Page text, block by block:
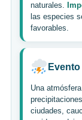
naturales.
las especies
favorables.
Una
ciudades,